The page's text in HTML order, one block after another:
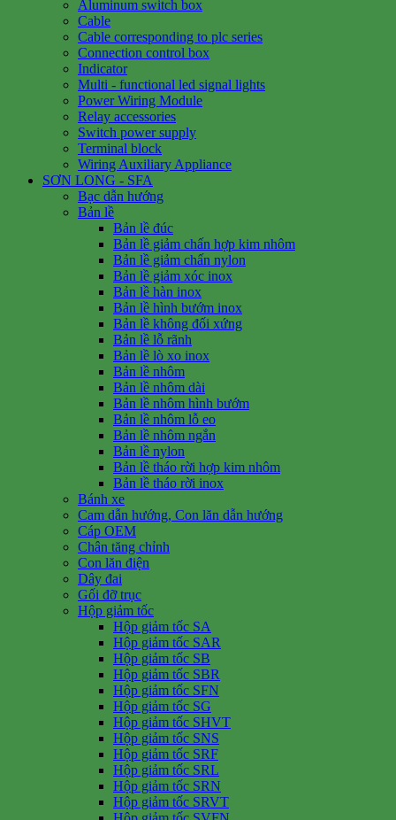
Aluminum switch box
Cable
Cable corresponding to plc series
Connection control box
Indicator
Multi - functional led signal lights
Power Wiring Module
Relay accessories
Switch power supply
Terminal block
Wiring Auxiliary Appliance
SƠN LONG - SFA
Bạc dẫn hướng
Bản lề
Bản lề đúc
Bản lề giảm chấn hợp kim nhôm
Bản lề giảm chấn nylon
Bản lề giảm xóc inox
Bản lề hàn inox
Bản lề hình bướm inox
Bản lề không đối xứng
Bản lề lỗ rãnh
Bản lề lò xo inox
Bản lề nhôm
Bản lề nhôm dài
Bản lề nhôm hình bướm
Bản lề nhôm lỗ eo
Bản lề nhôm ngắn
Bản lề nylon
Bản lề tháo rời hợp kim nhôm
Bản lề tháo rời inox
Bánh xe
Cam dẫn hướng, Con lăn dẫn hướng
Cáp OEM
Chân tăng chỉnh
Con lăn điện
Dây đai
Gối đỡ trục
Hộp giảm tốc
Hộp giảm tốc SA
Hộp giảm tốc SAR
Hộp giảm tốc SB
Hộp giảm tốc SBR
Hộp giảm tốc SFN
Hộp giảm tốc SG
Hộp giảm tốc SHVT
Hộp giảm tốc SNS
Hộp giảm tốc SRF
Hộp giảm tốc SRL
Hộp giảm tốc SRN
Hộp giảm tốc SRVT